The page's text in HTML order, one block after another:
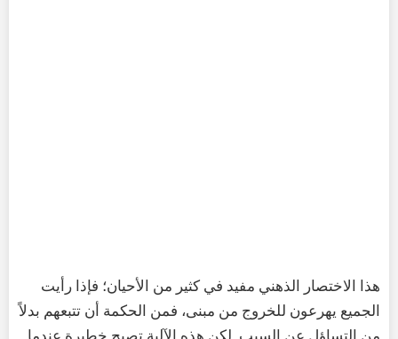
هذا الاختصار الذهني مفيد في كثير من الأحيان؛ فإذا رأيت
الجميع يهرعون للخروج من مبنى، فمن الحكمة أن تتبعهم بدلاً
من التساؤل عن السبب. لكن هذه الآلية تصبح خطيرة عندما